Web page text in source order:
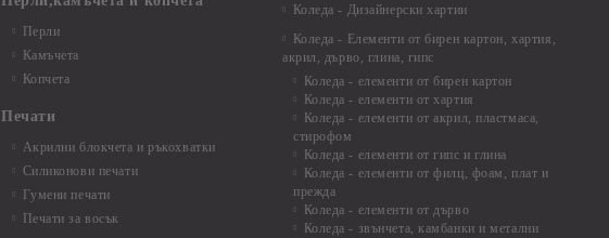
Перли
Камъчета
Копчета
Печати
Акрилни блокчета и ръкохватки
Силиконови печати
Гумени печати
Печати за восък
Коледа - Дизайнерски хартии
Коледа - Eлементи от бирен картон, хартия,
акрил, дърво, глина, гипс
Коледа - елементи от бирен картон
Коледа - елементи от хартия
Коледа - елементи от акрил, пластмаса,
стирофом
Коледа - елементи от гипс и глина
Коледа - елементи от филц, фоам, плат и
прежда
Коледа - елементи от дърво
Коледа - звънчета, камбанки и метални